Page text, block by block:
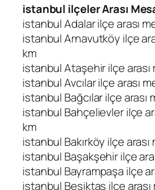
istanbul ilçeler Arası
istanbul Adalar ilçe arası
istanbul Arnavutköy ilçe
km
istanbul Ataşehir ilçe arası
istanbul Avcılar ilçe arası
istanbul Bağcılar ilçe arası
istanbul Bahçelievler ilçe
km
istanbul Bakırköy ilçe
istanbul Başakşehir ilçe
istanbul Bayrampaşa ilçe
istanbul Beşiktaş ilçe